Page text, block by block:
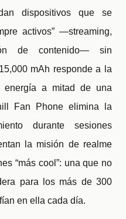
dispositivos que se
activos” —streaming,
de contenido— sin
mAh responde a la
energía a mitad de una
Fan Phone elimina la
durante sesiones
la misión de realme
“más cool”: una que no
para los más de 300
en ella cada día.